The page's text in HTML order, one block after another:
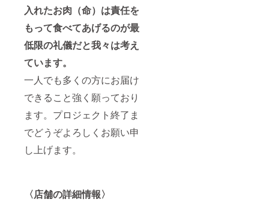
入れたお肉（命）は責任を
もって食べてあげるのが最
低限の礼儀だと我々は考え
ています。
一人でも多くの方にお届け
できること強く願っており
ます。プロジェクト終了ま
でどうぞよろしくお願い申
し上げます。
〈店舗の詳細情報〉